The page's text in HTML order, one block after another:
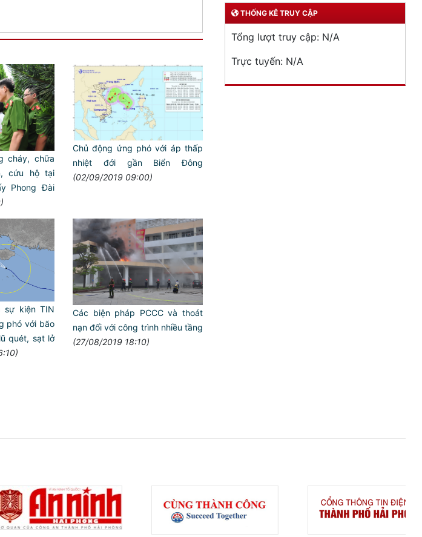
cháy, chữa
cứu hộ tại
Phong Đài
Chủ động ứng phó với áp thấp
nhiệt đới gần Biển Đông
(02/09/2019 09:00)
sự kiện TIN
phó với bão
quét, sạt lở
Các biện pháp PCCC và thoát
nạn đối với công trình nhiều tầng
(27/08/2019 18:10)
THỐNG KÊ TRUY CẬP
Tổng lượt truy cập: N/A
Trực tuyến: N/A